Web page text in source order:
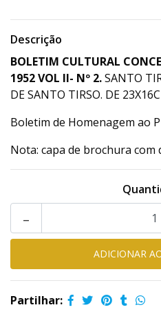
Descrição
BOLETIM CULTURAL
1952 VOL II- Nº 2.SANTO
DE SANTO TIRSO. DE
Boletim de Homenagem ao
Nota: capa de brochura com
-
Partilhar: